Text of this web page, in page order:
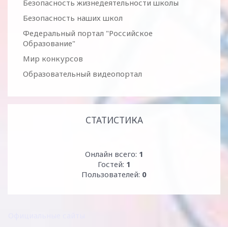
Безопасность жизнедеятельности школы
Безопасность наших школ
Федеральный портал "Российское
Образование"
Мир конкурсов
Образовательный видеопортал
СТАТИСТИКА
Онлайн всего: 1
Гостей: 1
Пользователей: 0